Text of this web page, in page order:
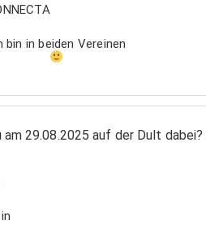
bin in beiden Vereinen
am 29.08.2025 auf der Dult dabei?